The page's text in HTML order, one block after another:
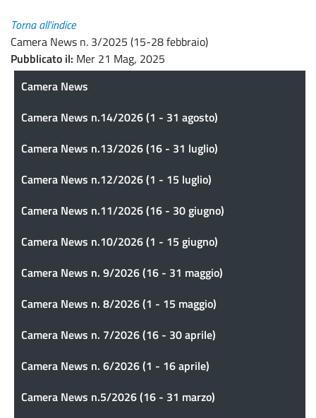
Torna all'indice
Camera News n. 3/2025 (15-28 febbraio)
Pubblicato il Mer 21 Mag, 2025
Camera News
Camera News
Camera News n.14/2026 (1 - 31 agosto)
Camera News n.13/2026 (16 - 31 luglio)
Camera News n.12/2026 (1 - 15 luglio)
Camera News n.11/2026 (16 - 30 giugno)
Camera News n.10/2026 (1 - 15 giugno)
Camera News n. 9/2026 (16 - 31 maggio)
Camera News n. 8/2026 (1 - 15 maggio)
Camera News n. 7/2026 (16 - 30 aprile)
Camera News n. 6/2026 (1 - 16 aprile)
Camera News n.5/2026 (16 - 31 marzo)